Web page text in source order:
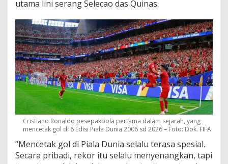
utama lini serang Selecao das Quinas.
Cristiano Ronaldo pesepakbola pertama dalam sejarah, yang
mencetak gol di 6 Edisi Piala Dunia 2006 sd 2026 – Foto: Dok. FIFA
“Mencetak gol di Piala Dunia selalu terasa spesial.
Secara pribadi, rekor itu selalu menyenangkan, tapi